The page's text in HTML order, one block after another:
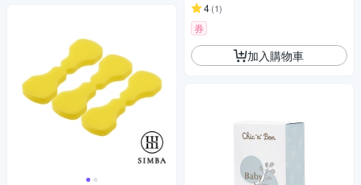
4(1)
券
加入購物車